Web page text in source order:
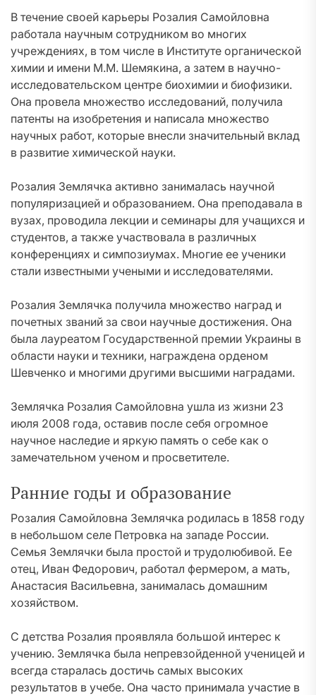
В течение своей карьеры Розалия Самойловна
работала научным сотрудником во многих
учреждениях, в том числе в Институте органической
химии и имени М.М. Шемякина, а затем в научно-
исследовательском центре биохимии и биофизики.
Она провела множество исследований, получила
патенты на изобретения и написала множество
научных работ, которые внесли значительный вклад
в развитие химической науки.
Розалия Землячка активно занималась научной
популяризацией и образованием. Она преподавала в
вузах, проводила лекции и семинары для учащихся и
студентов, а также участвовала в различных
конференциях и симпозиумах. Многие ее ученики
стали известными учеными и исследователями.
Розалия Землячка получила множество наград и
почетных званий за свои научные достижения. Она
была лауреатом Государственной премии Украины в
области науки и техники, награждена орденом
Шевченко и многими другими высшими наградами.
Землячка Розалия Самойловна ушла из жизни 23
июля 2008 года, оставив после себя огромное
научное наследие и яркую память о себе как о
замечательном ученом и просветителе.
Ранние годы и образование
Розалия Самойловна Землячка родилась в 1858 году
в небольшом селе Петровка на западе России.
Семья Землячки была простой и трудолюбивой. Ее
отец, Иван Федорович, работал фермером, а мать,
Анастасия Васильевна, занималась домашним
хозяйством.
С детства Розалия проявляла большой интерес к
учению. Землячка была непревзойденной ученицей и
всегда старалась достичь самых высоких
результатов в учебе. Она часто принимала участие в